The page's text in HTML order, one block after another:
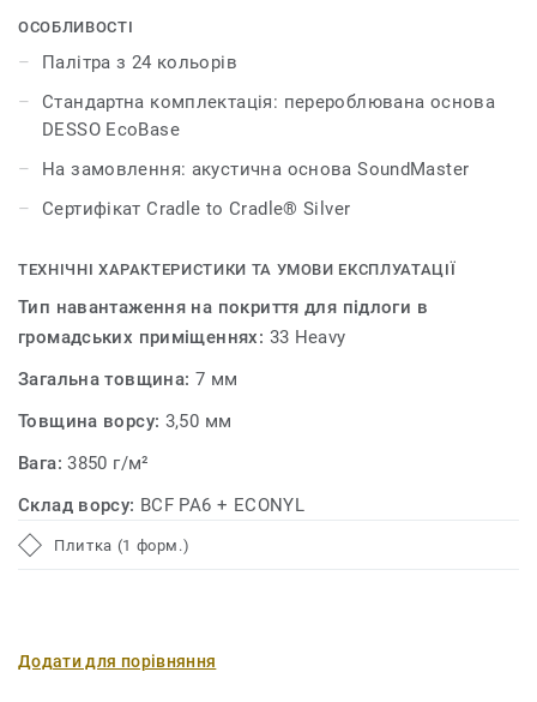
відтінків, які надають кольору глибини і виразності.
Такий дизайн плитки дозволить додати грайливого
настрою до інтер’єру вашого приміщення. Колекція
DESSO Iconic пропонує надзвичайно широкий вибір
кольорів. Палітра нараховує понад 20 нейтральних
відтінків і яскравих тонів, які чудово підходять для
дає змогу подивитися на дизайн підлоги з іншої точки
творчих експериментів і комбінування.
ОСОБЛИВОСТІ
Палітра з 24 кольорів
Стандартна комплектація: перероблювана основа
DESSO EcoBase
На замовлення: акустична основа SoundMaster
Сертифікат Cradle to Cradle® Silver
ТЕХНІЧНІ ХАРАКТЕРИСТИКИ ТА УМОВИ ЕКСПЛУАТАЦІЇ
Тип навантаження на покриття для підлоги в
громадських приміщеннях: 33 Heavy
Загальна товщина: 7 мм
Товщина ворсу: 3,50 мм
Вага:3850 г/м²
Склад ворсу: BCF PA6 + ECONYL
Плитка (1 форм.)
Додати для порівняння